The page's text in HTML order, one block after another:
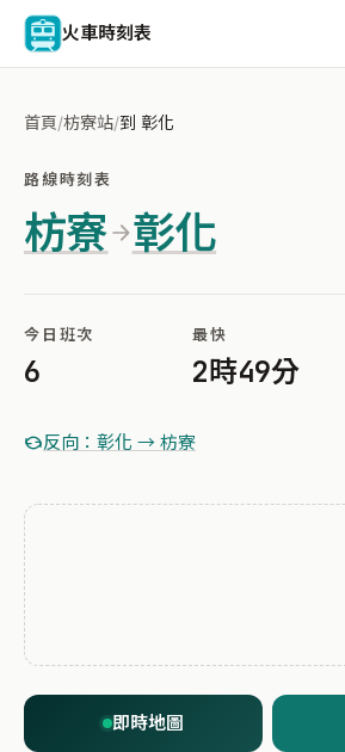
火車時刻表
首頁/枋寮站/到 彰化
路線時刻表
枋寮 彰化
今日班次
6
最快
2時49分
反向：彰化 → 枋寮
即時地圖